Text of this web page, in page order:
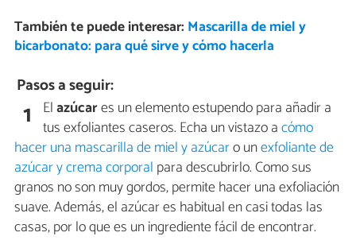
También te puede interesar: Mascarilla de miel y
bicarbonato: para qué sirve y cómo hacerla
Pasos a seguir:
1 Elazúcares un elemento estupendo para añadir a
tus exfoliantes caseros. Echa un vistazo acómo
hacer una mascarilla de miel y azúcaro unexfoliante de
azúcar y crema corporal para descubrirlo. Como sus
granos no son muy gordos, permite hacer una exfoliación
suave. Además, el azúcar es habitual en casi todas las
casas, por lo que es un ingrediente fácil de encontrar.